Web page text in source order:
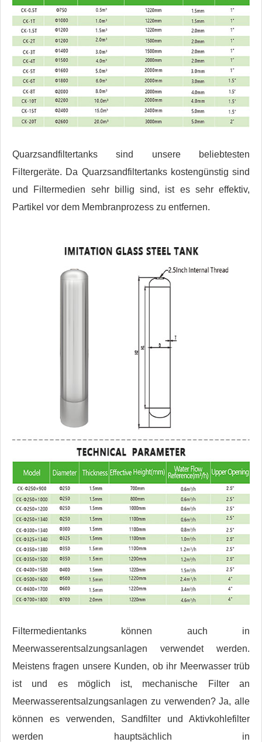
Quarzsandfiltertanks sind unsere beliebtesten
Filtergeräte. Da Quarzsandfiltertanks kostengünstig sind
und Filtermedien sehr billig sind, ist es sehr effektiv,
Partikel vor dem Membranprozess zu entfernen.
Filtermedientanks können auch in
Meerwasserentsalzungsanlagen verwendet werden.
Meistens fragen unsere Kunden, ob ihr Meerwasser trüb
ist und es möglich ist, mechanische Filter an
Meerwasserentsalzungsanlagen zu verwenden? Ja, alle
können es verwenden, Sandfilter und Aktivkohlefilter
werden hauptsächlich in